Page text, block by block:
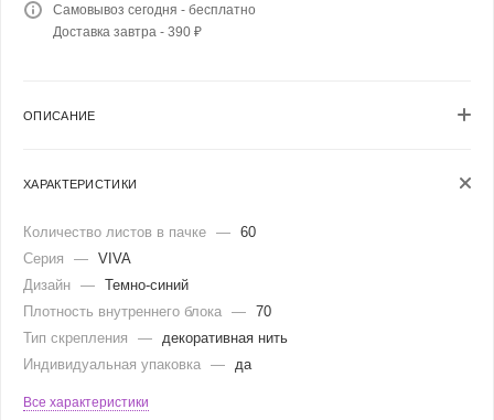
Самовывоз сегодня - бесплатно
Доставка завтра - 390 ₽
ОПИСАНИЕ
ХАРАКТЕРИСТИКИ
Количество листов в пачке — 60
Серия
— VIVA
Дизайн — Темно-синий
Плотность внутреннего блока — 70
Тип скрепления
—
декоративная нить
Индивидуальная упаковка — да
Все характеристики